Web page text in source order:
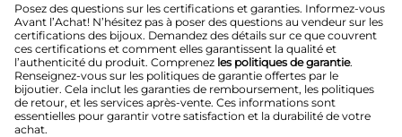
Posez des questions sur les certifications et garanties. Informez-vous
Avant l’Achat! N’hésitez pas à poser des questions au vendeur sur les
certifications des bijoux. Demandez des détails sur ce que couvrent
ces certifications et comment elles garantissent la qualité et
l’authenticité du produit. Comprenez les politiques de garantie.
Renseignez-vous sur les politiques de garantie offertes par le
bijoutier. Cela inclut les garanties de remboursement, les politiques
de retour, et les services après-vente. Ces informations sont
essentielles pour garantir votre satisfaction et la durabilité de votre
achat.